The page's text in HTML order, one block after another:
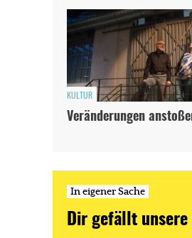
KULTUR
Veränderungen
In eigener Sache
Dir gefällt